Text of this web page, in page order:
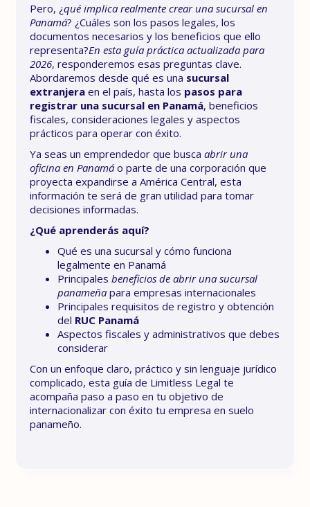
Pero, ¿qué implica realmente crear una sucursal en
Panamá? ¿Cuáles son los pasos legales, los
documentos necesarios y los beneficios que ello
representa?En esta guía práctica actualizada para
2026, responderemos esas preguntas clave.
Abordaremos desde qué es una sucursal
extranjera en el país, hasta los pasos para
registrar una sucursal en Panamá, beneficios
fiscales, consideraciones legales y aspectos
prácticos para operar con éxito.
Ya seas un emprendedor que buscaabrir una
oficina en Panamá o parte de una corporación que
proyecta expandirse a América Central, esta
información te será de gran utilidad para tomar
decisiones informadas.
¿Qué aprenderás aquí?
Qué es una sucursal y cómo funciona
legalmente en Panamá
Principalesbeneficios de abrir una sucursal
panameña para empresas internacionales
Principales requisitos de registro y obtención
del RUC Panamá
Aspectos fiscales y administrativos que debes
considerar
Con un enfoque claro, práctico y sin lenguaje jurídico
complicado, esta guía de Limitless Legal te
acompaña paso a paso en tu objetivo de
internacionalizar con éxito tu empresa en suelo
panameño.